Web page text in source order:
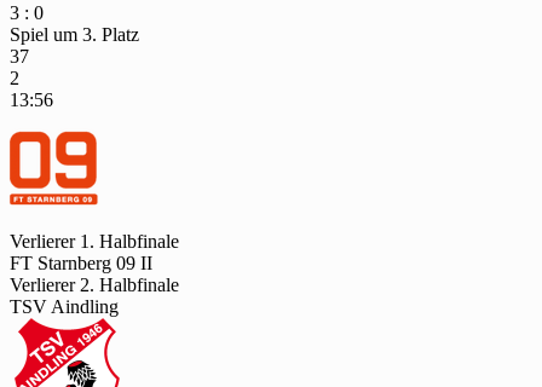
3 : 0
Spiel um 3. Platz
37
2
13:56
Verlierer 1. Halbfinale
FT Starnberg 09 II
Verlierer 2. Halbfinale
TSV Aindling